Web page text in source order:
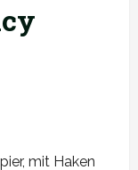
mit Haken